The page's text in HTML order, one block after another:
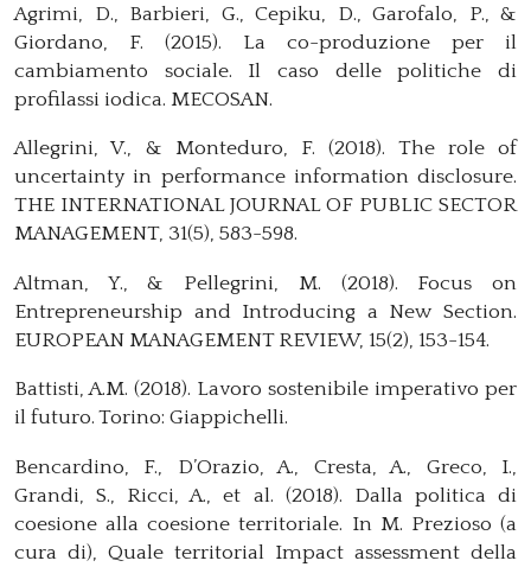
Agrimi, D., Barbieri, G., Cepiku, D., Garofalo, P., &
Giordano, F. (2015). La co-produzione per il
cambiamento sociale. Il caso delle politiche di
profilassi iodica. MECOSAN.
Allegrini, V., & Monteduro, F. (2018). The role of
uncertainty in performance information disclosure.
THE INTERNATIONAL JOURNAL OF PUBLIC SECTOR
MANAGEMENT, 31(5), 583-598.
Altman, Y., & Pellegrini, M. (2018). Focus on
Entrepreneurship and Introducing a New Section.
EUROPEAN MANAGEMENT REVIEW, 15(2), 153-154.
Battisti, A.M. (2018). Lavoro sostenibile imperativo per
il futuro. Torino: Giappichelli.
Bencardino, F., D’Orazio, A., Cresta, A., Greco, I.,
Grandi, S., Ricci, A., et al. (2018). Dalla politica di
coesione alla coesione territoriale. In M. Prezioso (a
cura di), Quale territorial Impact assessment della